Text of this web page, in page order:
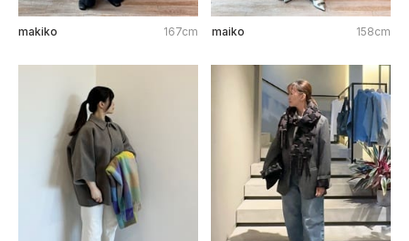
makiko 167cm maiko 158cm